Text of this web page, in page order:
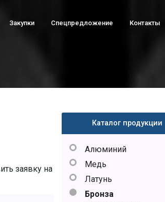
Закупки Спецпредложение Контакты
заявку на
Каталог продукции
Алюминий
Медь
Латунь
Бронза